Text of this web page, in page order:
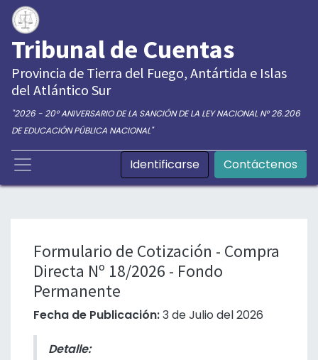
Tribunal de Cuentas
Provincia de Tierra del Fuego, Antártida e Islas
del Atlántico Sur
"2026 - 20° ANIVERSARIO DE LA SANCIÓN DE LA LEY NACIONAL N° 26.206
DE EDUCACIÓN PÚBLICA NACIONAL"
Identificarse Contáctenos
Formulario de Cotización - Compra
Directa Nº 18/2026 - Fondo
Permanente
Fecha de Publicación:3 de Julio del 2026
Detalle: